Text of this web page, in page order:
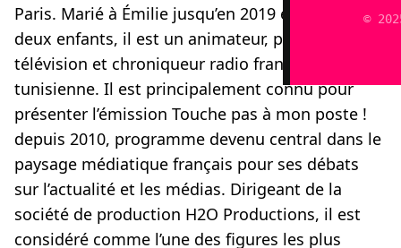
©
Paris. Marié à Émilie jusqu’en 2019 et père de
deux enfants, il est un animateur, producteur de
télévision et chroniqueur radio français d’origine
tunisienne. Il est principalement connu pour
présenter l’émission Touche pas à mon poste !
depuis 2010, programme devenu central dans le
paysage médiatique français pour ses débats
sur l’actualité et les médias. Dirigeant de la
société de production H2O Productions, il est
considéré comme l’une des figures les plus